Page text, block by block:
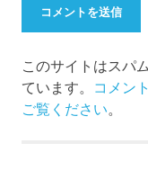
このサイトはスパ
ています。 コメン
ご覧ください。